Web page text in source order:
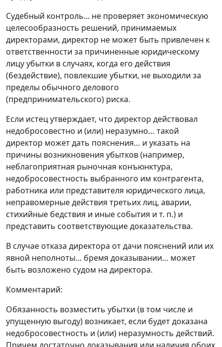
Судебный контроль... не проверяет экономическую
целесообразность решений, принимаемых
директорами, директор не может быть привлечен к
ответственности за причиненные юридическому
лицу убытки в случаях, когда его действия
(бездействие), повлекшие убытки, не выходили за
пределы обычного делового
(предпринимательского) риска.
Если истец утверждает, что директор действовал
недобросовестно и (или) неразумно… такой
директор может дать пояснения… и указать на
причины возникновения убытков (например,
неблагоприятная рыночная конъюнктура,
недобросовестность выбранного им контрагента,
работника или представителя юридического лица,
неправомерные действия третьих лиц, аварии,
стихийные бедствия и иные события и т. п.) и
представить соответствующие доказательства.
В случае отказа директора от дачи пояснений или их
явной неполноты… бремя доказывании… может
быть возложено судом на директора.
Комментарий:
Обязанность возместить убытки (в том числе и
упущенную выгоду) возникает, если будет доказана
недобросовестность и (или) неразумность действий.